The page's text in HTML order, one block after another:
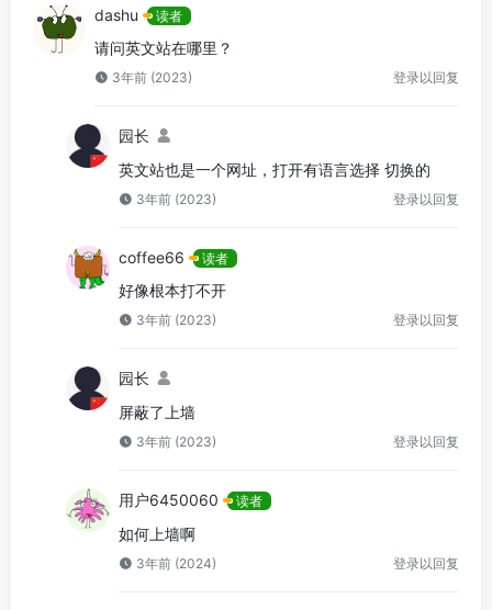
dashu 读者
请问英文站在哪里？
3年前 (2023) 登录以回复
园长
英文站也是一个网址，打开有语言选择 切换的
3年前 (2023) 登录以回复
coffee66 读者
好像根本打不开
3年前 (2023) 登录以回复
园长
屏蔽了上墙
3年前 (2023) 登录以回复
用户6450060 读者
如何上墙啊
3年前 (2024) 登录以回复